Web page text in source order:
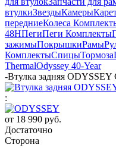
втулкиЗвездыКамеры
передниеКолеса
48HПегиПеги Комплекты
зажимыПокрышкиРамы
КомплектыСпицыТормоза
ThermalOdyssey 40-Year
-Втулка задняя ODYSSEY
:
от 18 990 руб.
Достаточно
Сторона